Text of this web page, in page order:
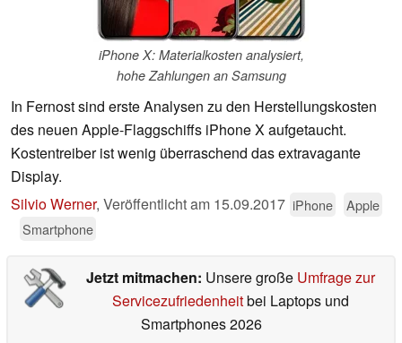
iPhone X: Materialkosten analysiert,
hohe Zahlungen an Samsung
In Fernost sind erste Analysen zu den Herstellungskosten
des neuen Apple-Flaggschiffs iPhone X aufgetaucht.
Kostentreiber ist wenig überraschend das extravagante
Display.
Silvio Werner, Veröffentlicht am 15.09.2017 iPhone
Apple
Smartphone
Jetzt mitmachen: Unsere große Umfrage zur
Servicezufriedenheitbei Laptops und
Smartphones 2026